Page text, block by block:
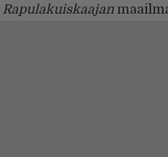
Rapulakuiskaajan